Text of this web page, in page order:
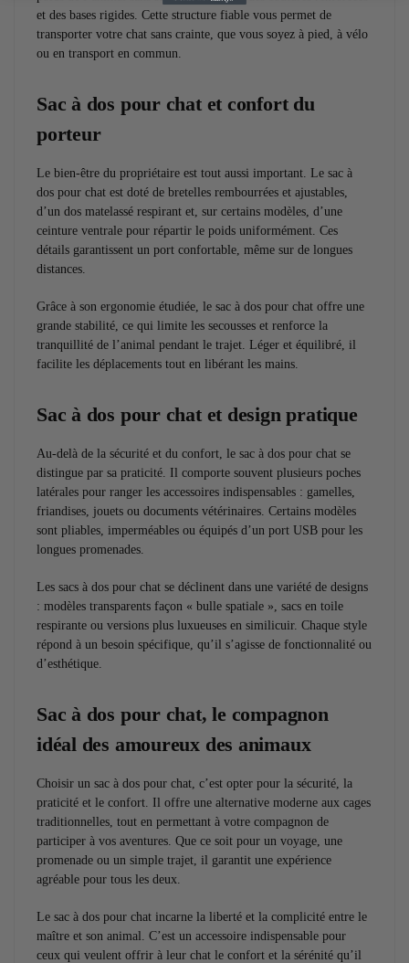
et des bases rigides. Cette structure fiable vous permet de
transporter votre chat sans crainte, que vous soyez à pied, à vélo
ou en transport en commun.
Sac à dos pour chat et confort du
porteur
Le bien-être du propriétaire est tout aussi important. Le sac à
dos pour chat est doté de bretelles rembourrées et ajustables,
d’un dos matelassé respirant et, sur certains modèles, d’une
ceinture ventrale pour répartir le poids uniformément. Ces
détails garantissent un port confortable, même sur de longues
distances.
Grâce à son ergonomie étudiée, le sac à dos pour chat offre une
grande stabilité, ce qui limite les secousses et renforce la
tranquillité de l’animal pendant le trajet. Léger et équilibré, il
facilite les déplacements tout en libérant les mains.
Sac à dos pour chat et design pratique
Au-delà de la sécurité et du confort, le sac à dos pour chat se
distingue par sa praticité. Il comporte souvent plusieurs poches
latérales pour ranger les accessoires indispensables : gamelles,
friandises, jouets ou documents vétérinaires. Certains modèles
sont pliables, imperméables ou équipés d’un port USB pour les
longues promenades.
Les sacs à dos pour chat se déclinent dans une variété de designs
: modèles transparents façon « bulle spatiale », sacs en toile
respirante ou versions plus luxueuses en similicuir. Chaque style
répond à un besoin spécifique, qu’il s’agisse de fonctionnalité ou
d’esthétique.
Sac à dos pour chat, le compagnon
idéal des amoureux des animaux
Choisir un sac à dos pour chat, c’est opter pour la sécurité, la
praticité et le confort. Il offre une alternative moderne aux cages
traditionnelles, tout en permettant à votre compagnon de
participer à vos aventures. Que ce soit pour un voyage, une
promenade ou un simple trajet, il garantit une expérience
agréable pour tous les deux.
Le sac à dos pour chat incarne la liberté et la complicité entre le
maître et son animal. C’est un accessoire indispensable pour
ceux qui veulent offrir à leur chat le confort et la sérénité qu’il